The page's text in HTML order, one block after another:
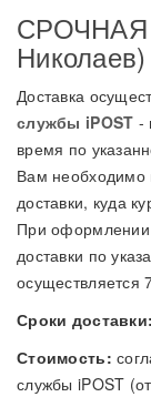
СРОЧНАЯ
Николаев)
Доставка
службы iPOST -
время по
Вам необходимо
доставки, куда
При оформлении
доставки по
осуществляется
Сроки доставки:
Стоимость:
службы iPOST